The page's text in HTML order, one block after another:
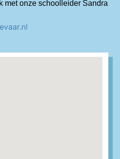
met onze schoolleider Sandra